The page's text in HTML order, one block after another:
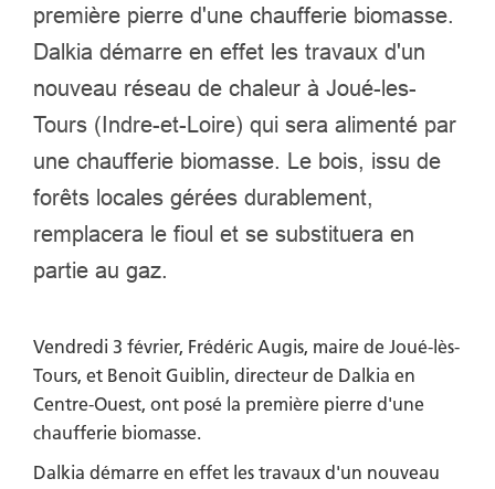
première pierre d'une chaufferie biomasse.
Dalkia démarre en effet les travaux d'un
nouveau réseau de chaleur à Joué-les-
Tours (Indre-et-Loire) qui sera alimenté par
une chaufferie biomasse. Le bois, issu de
forêts locales gérées durablement,
remplacera le fioul et se substituera en
partie au gaz.
Vendredi 3 février, Frédéric Augis, maire de Joué-lès-
Tours, et Benoit Guiblin, directeur de Dalkia en
Centre-Ouest, ont posé la première pierre d'une
chaufferie biomasse.
Dalkia démarre en effet les travaux d'un nouveau